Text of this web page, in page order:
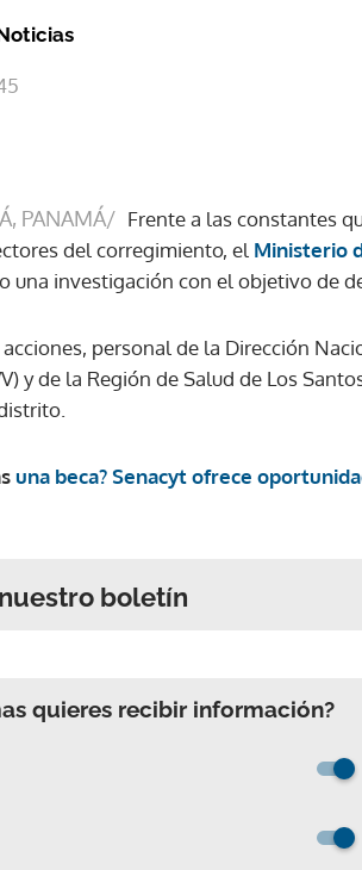
PANAMÁ/ Frente a las constantes
del corregimiento, el Ministerio
una investigación con el objetivo de
personal de la Dirección
y de la Región de Salud de Los
una beca? Senacyt ofrece
boletín
quieres recibir información?